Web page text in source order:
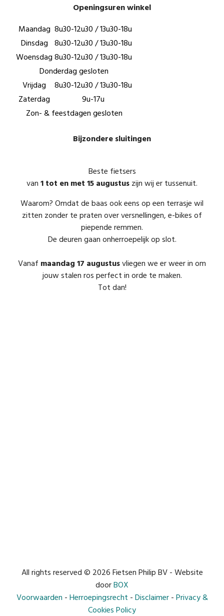
Openingsuren winkel
Maandag 8u30-12u30 / 13u30-18u
Dinsdag 8u30-12u30 / 13u30-18u
Woensdag 8u30-12u30 / 13u30-18u
Donderdag gesloten
Vrijdag
8u30-12u30 / 13u30-18u
Zaterdag
9u-17u
Zon- & feestdagen gesloten
Bijzondere sluitingen
Beste fietsers
van 1 tot en met 15 augustus zijn wij er tussenuit.
Waarom? Omdat de baas ook eens op een terrasje wil
zitten zonder te praten over versnellingen, e-bikes of
piepende remmen.
De deuren gaan onherroepelijk op slot.
Vanaf maandag 17 augustusvliegen we er weer in om
jouw stalen ros perfect in orde te maken.
Tot dan!
All rights reserved © 2026 Fietsen Philip BV - Website
doorBOX
Voorwaarden - Herroepingsrecht - Disclaimer- Privacy &
Cookies Policy